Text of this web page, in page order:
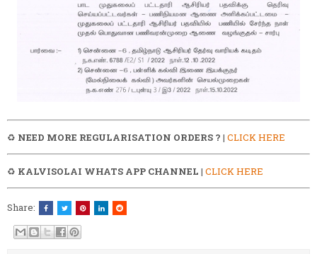
♻️ NEED MORE REGULARISATION ORDERS ? | CLICK HERE
♻️ KALVISOLAI WHATS APP CHANNEL | CLICK HERE
Share: